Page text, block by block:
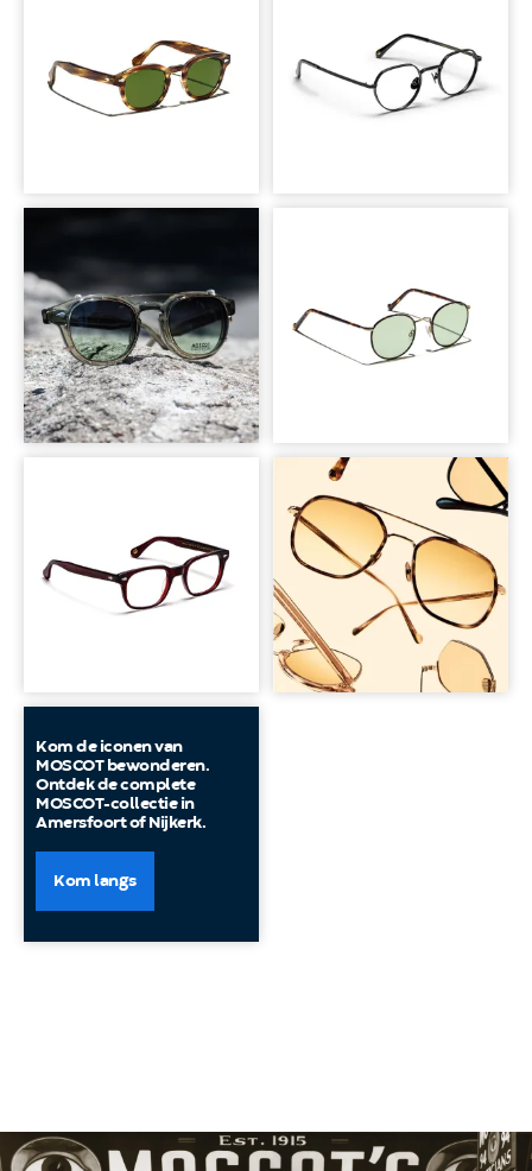
Kom de iconen van
MOSCOT bewonderen.
Ontdek de complete
MOSCOT-collectie in
Amersfoort of Nijkerk.
Kom langs